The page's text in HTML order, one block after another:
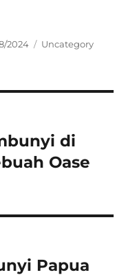
2024 Categories
Uncategory
di
Oase
Papua